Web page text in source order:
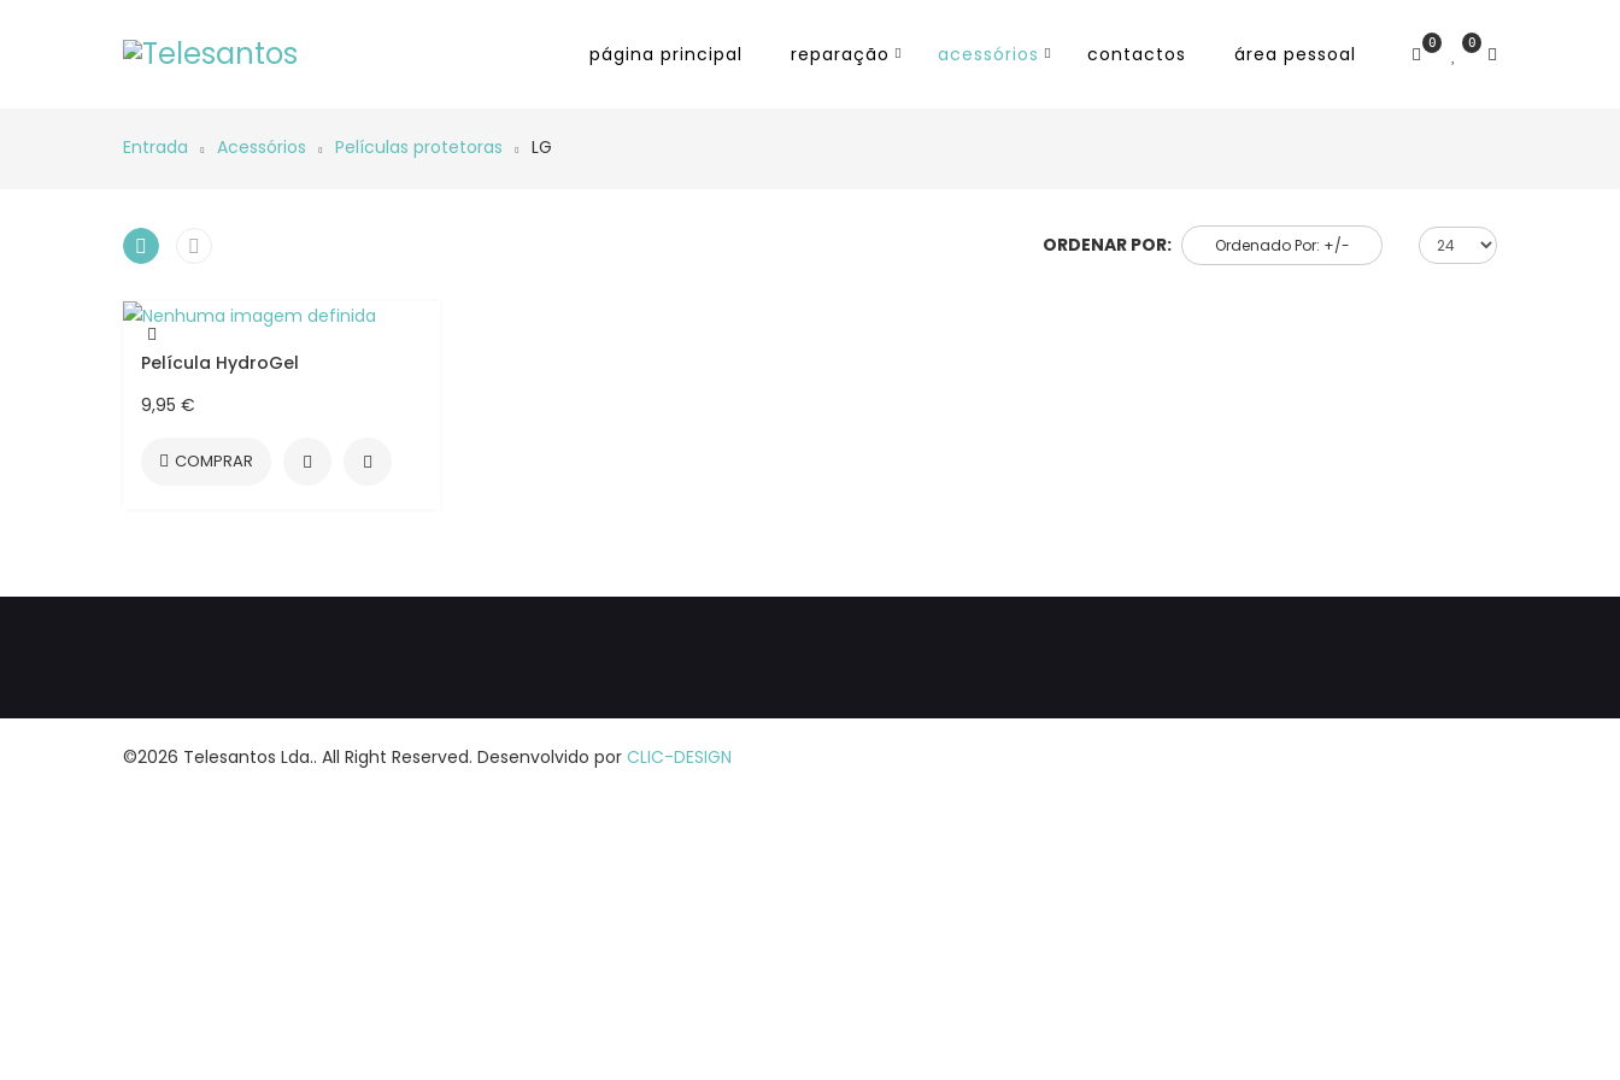
página principal reparação acessórios contactos área pessoal 0 0
Entrada Acessórios Películas protetoras LG
ORDENAR POR: Ordenado Por: +/-
Película HydroGel
9,95 €
©2026 Telesantos Lda.. All Right Reserved. Desenvolvido por CLIC-DESIGN